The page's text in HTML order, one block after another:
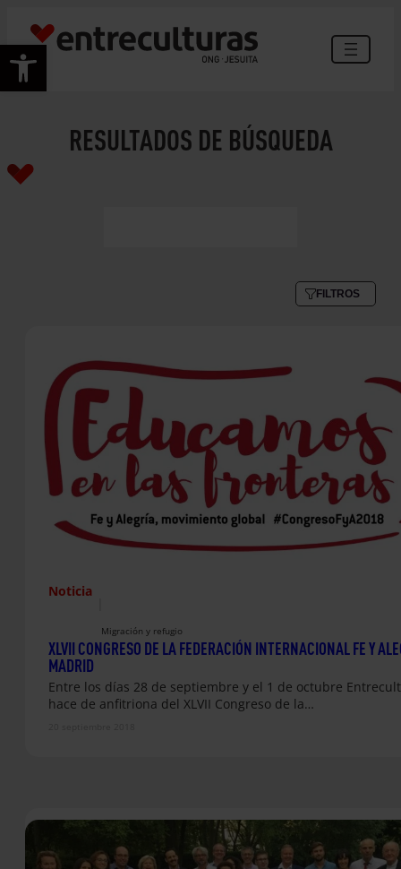
Abrir barra de herramientas
RESULTADOS DE BÚSQUEDA
FILTROS
Noticia
Migración y refugio
XLVII CONGRESO DE LA FEDERACIÓN INTERNACIONAL FE Y
MADRID
Entre los días 28 de septiembre y el 1 de octubre
hace de anfitriona del XLVII Congreso de la…